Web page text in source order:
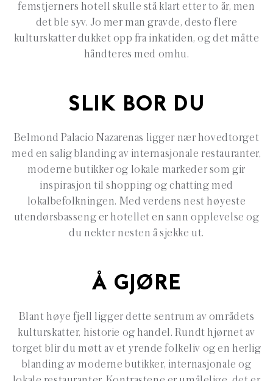
femstjerners hotell skulle stå klart etter to år, men
det ble syv. Jo mer man gravde, desto flere
kulturskatter dukket opp fra inkatiden, og det måtte
håndteres med omhu.
SLIK BOR DU
Belmond Palacio Nazarenas ligger nær hovedtorget
med en salig blanding av internasjonale restauranter,
moderne butikker og lokale markeder som gir
inspirasjon til shopping og chatting med
lokalbefolkningen. Med verdens nest høyeste
utendørsbasseng er hotellet en sann opplevelse og
du nekter nesten å sjekke ut.
Å GJØRE
Blant høye fjell ligger dette sentrum av områdets
kulturskatter, historie og handel. Rundt hjørnet av
torget blir du møtt av et yrende folkeliv og en herlig
blanding av moderne butikker, internasjonale og